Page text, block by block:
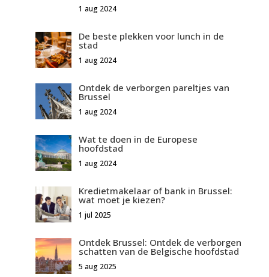
1 aug 2024
De beste plekken voor lunch in de
stad
1 aug 2024
Ontdek de verborgen pareltjes van
Brussel
1 aug 2024
Wat te doen in de Europese
hoofdstad
1 aug 2024
Kredietmakelaar of bank in Brussel:
wat moet je kiezen?
1 jul 2025
Ontdek Brussel: Ontdek de verborgen
schatten van de Belgische hoofdstad
5 aug 2025